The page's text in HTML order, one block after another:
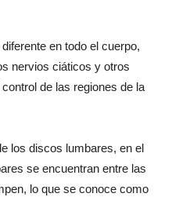
en todo el cuerpo,
nervios ciáticos y otros
de las regiones de la
los discos lumbares, en el
se encuentran entre las
lo que se conoce como